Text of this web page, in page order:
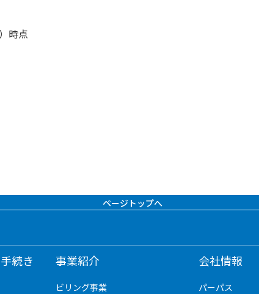
時点
ページトップへ
続き 事業紹介
ビリング事業
会社情報
パーパス